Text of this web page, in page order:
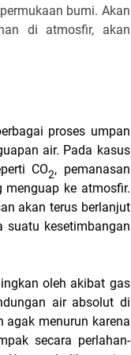
bumi. Akan
di atmosfir, akan
proses umpan
air. Pada kasus
CO2, pemanasan
ke atmosfir.
akan terus berlanjut
suatu kesetimbangan
oleh akibat gas
air absolut di
agak menurun karena
secara perlahan-